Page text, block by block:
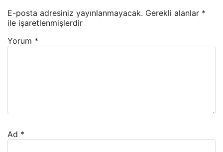
E-posta adresiniz yayınlanmayacak. Gerekli alanlar *
ile işaretlenmişlerdir
Yorum *
Ad *